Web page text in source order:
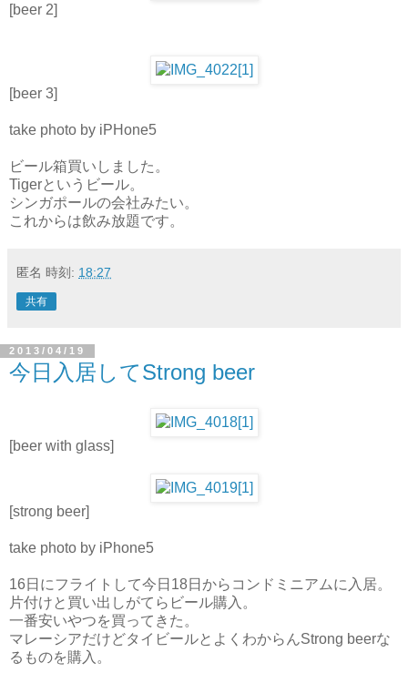
[beer 2]
[beer 3]
take photo by iPHone5
ビール箱買いしました。
Tigerというビール。
シンガポールの会社みたい。
これからは飲み放題です。
匿名 時刻: 18:27
共有
2013/04/19
今日入居してStrong beer
[beer with glass]
[strong beer]
take photo by iPhone5
16日にフライトして今日18日からコンドミニアムに入居。
片付けと買い出しがてらビール購入。
一番安いやつを買ってきた。
マレーシアだけどタイビールとよくわからんStrong beerな
るものを購入。